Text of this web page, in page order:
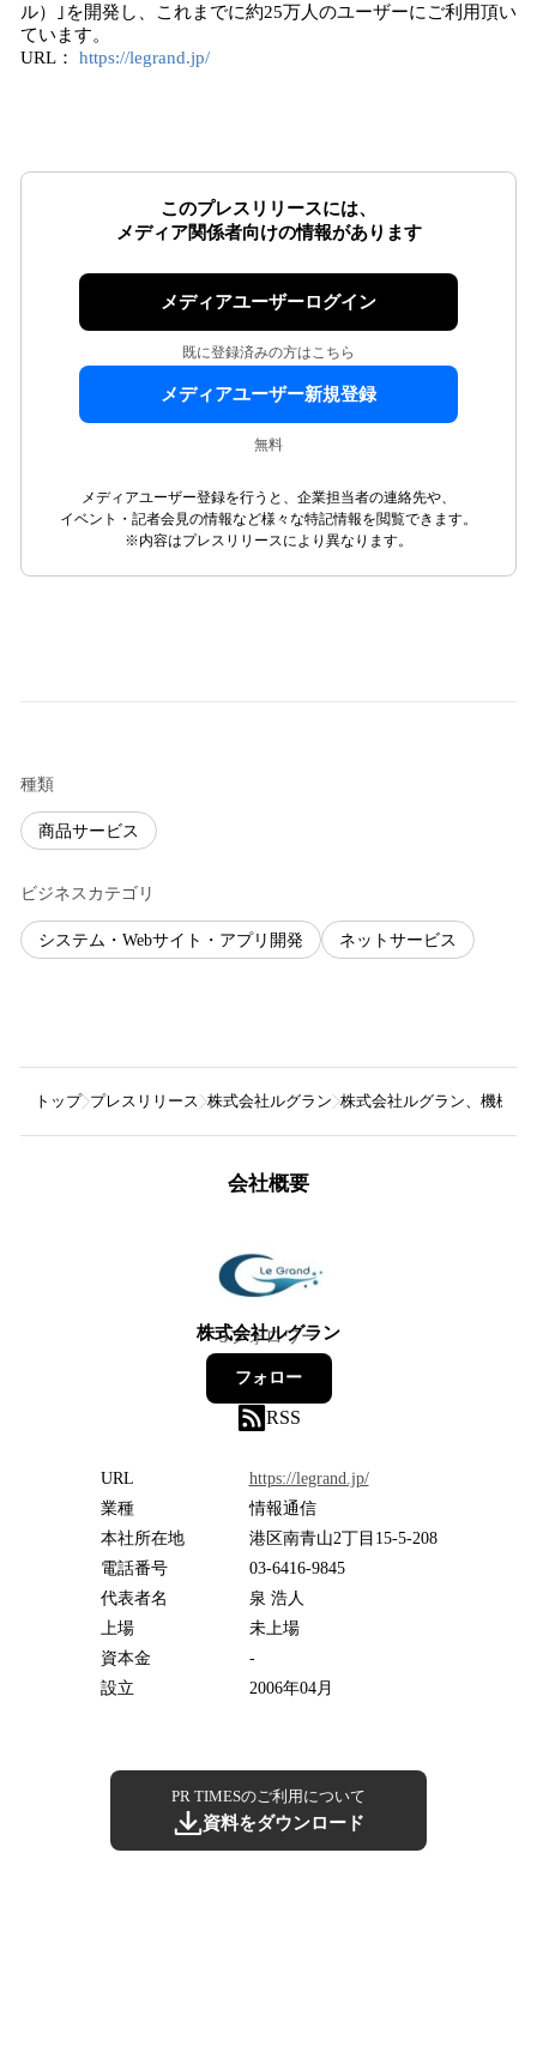
ル）｣を開発し、これまでに約25万人のユーザーにご利用頂い
ています。
URL： https://legrand.jp/
このプレスリリースには、
メディア関係者向けの情報があります
メディアユーザーログイン
既に登録済みの方はこちら
メディアユーザー新規登録
無料
メディアユーザー登録を行うと、企業担当者の連絡先や、
イベント・記者会見の情報など様々な特記情報を閲覧できます。
※内容はプレスリリースにより異なります。
種類
商品サービス
ビジネスカテゴリ
システム・Webサイト・アプリ開発 ネットサービス
トップ プレスリリース 株式会社ルグラン 株式会社ルグラン、機械学
会社概要
株式会社ルグラン
5フォロワー
フォロー
RSS
URL
https://legrand.jp/
業種
情報通信
本社所在地
港区南青山2丁目15-5-208
電話番号
03-6416-9845
代表者名
泉 浩人
上場
未上場
資本金
-
設立
2006年04月
PR TIMESのご利用について
資料をダウンロード